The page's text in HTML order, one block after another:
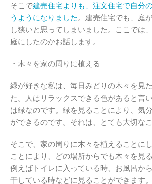
そこで建売住宅よりも、注文住宅で自分
うようになりました 。建売住宅でも、庭
し狭いと思ってしまいました。ここでは
庭にしたのかお話します。
・木々を家の周りに植える
緑が好きな私は、毎日みどりの木々を見
た。人はリラックスできる色があると言
は緑なのです。緑を見ることにより、気
ができるのです。それは、とても大切なこ
そこで、家の周りに木々を植えることに
ことにより、どの場所からでも木々を見
例えばトイレに入っている時、お風呂か
干している時などに見ることができます